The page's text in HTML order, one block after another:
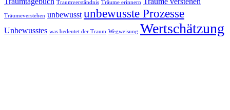
Traumverständnis Träume erinnern
Träumeverstehen unbewusst unbewusste Prozesse
Unbewusstes was bedeutet der Traum Wegweisung Wertschätzung